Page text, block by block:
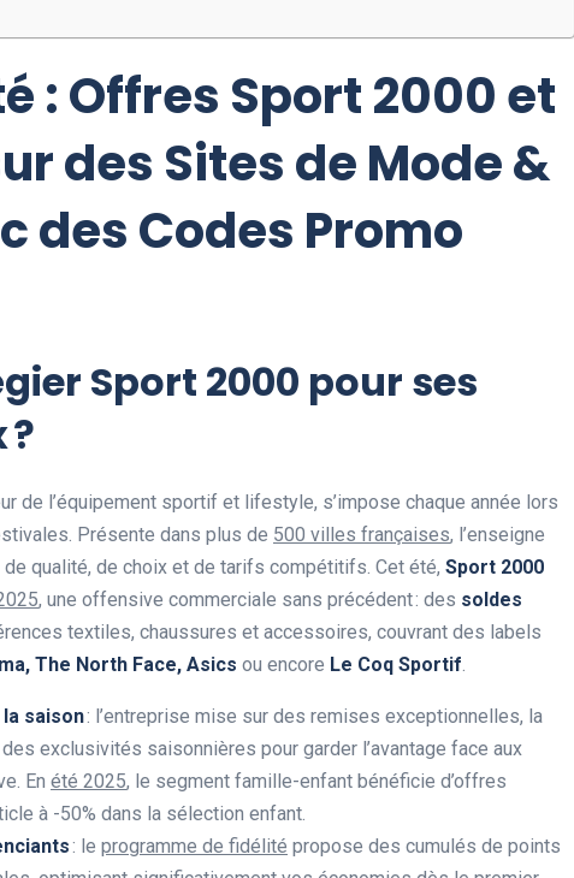
: Offres Sport 2000 et
des Sites de Mode &
des Codes Promo
Sport 2000 pour ses
de l’équipement sportif et lifestyle, s’impose chaque année lors
Présente dans plus de 500 villes françaises, l’enseigne
qualité, de choix et de tarifs compétitifs. Cet été, Sport 2000
, une offensive commerciale sans précédent : des soldes
textiles, chaussures et accessoires, couvrant des labels
The North Face, Asics ou encore Le Coq Sportif
saison: l’entreprise mise sur des remises exceptionnelles, la
exclusivités saisonnières pour garder l’avantage face aux
En été 2025, le segment famille-enfant bénéficie d’offres
à -50% dans la sélection enfant.
: le programme de fidélité propose des cumulés de points